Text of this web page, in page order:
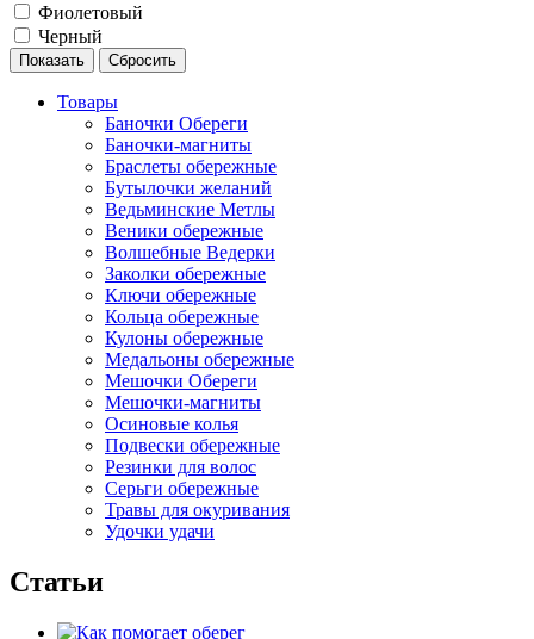
Фиолетовый
Черный
Товары
Баночки Обереги
Баночки-магниты
Браслеты обережные
Бутылочки желаний
Ведьминские Метлы
Веники обережные
Волшебные Ведерки
Заколки обережные
Ключи обережные
Кольца обережные
Кулоны обережные
Медальоны обережные
Мешочки Обереги
Мешочки-магниты
Осиновые колья
Подвески обережные
Резинки для волос
Серьги обережные
Травы для окуривания
Удочки удачи
Статьи